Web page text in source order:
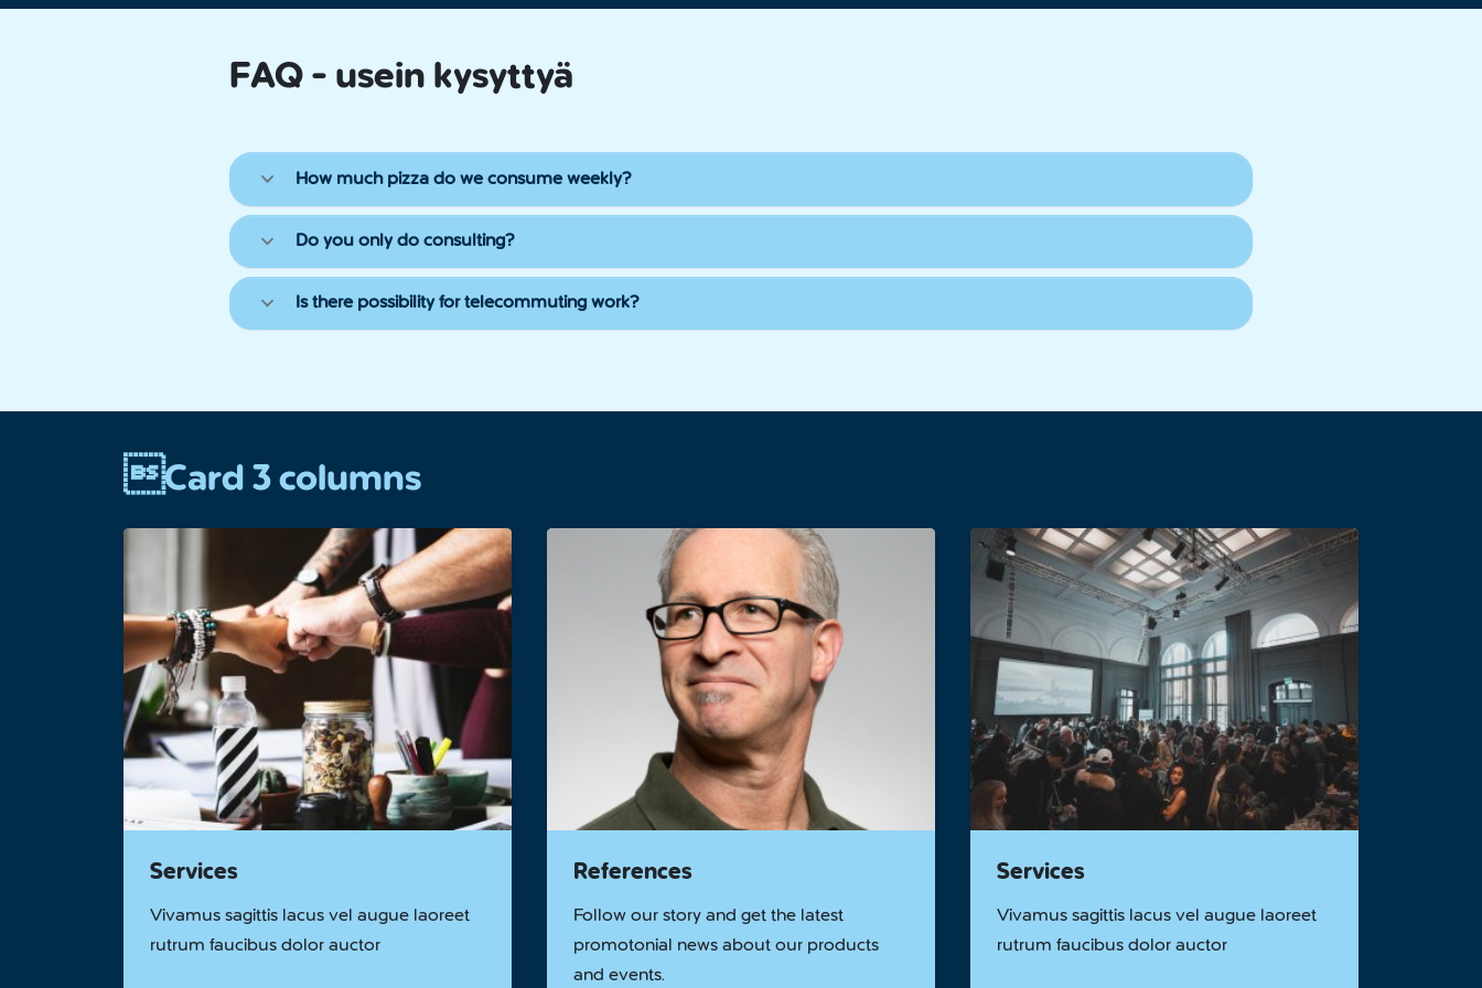
FAQ - usein kysyttyä
How much pizza do we consume weekly?
Do you only do consulting?
Is there possibility for telecommuting work?
Card 3 columns
Services
Vivamus sagittis lacus vel augue laoreet
rutrum faucibus dolor auctor
References
Follow our story and get the latest
promotonial news about our products
and events.
Services
Vivamus sagittis lacus vel augue laoreet
rutrum faucibus dolor auctor